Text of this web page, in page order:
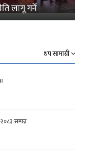
लागू गर्ने
थप सामाग्री
सम्पन्न